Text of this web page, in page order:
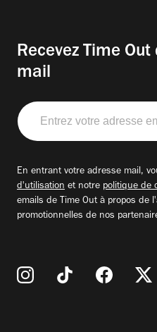
Recevez Time
mail
Entrez
votre
adresse
En entrant votre adresse mail,
d'utilisation et notre politique de
emails de Time Out à propos de
promotionnelles de nos